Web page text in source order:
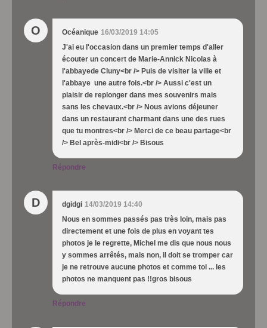
O Océanique 16/03/2019 14:05
J'ai eu l'occasion dans un premier temps d'aller
écouter un concert de Marie-Annick Nicolas à
l'abbayede Cluny<br /> Puis de visiter la ville et
l'abbaye une autre fois.<br /> Aussi c'est un
plaisir de replonger dans mes souvenirs mais
sans les chevaux.<br /> Nous avions déjeuner
dans un restaurant charmant dans une des rues
que tu montres<br /> Merci de ce beau partage<br
/> Bel après-midi<br /> Bisous
Répondre
D dgidgi 14/03/2019 14:40
Nous en sommes passés pas très loin, mais pas
directement et une fois de plus en voyant tes
photos je le regrette, Michel me dis que nous nous
y sommes arrêtés, mais non, il doit se tromper car
je ne retrouve aucune photos et comme toi ... les
photos ne manquent pas !!gros bisous
Répondre